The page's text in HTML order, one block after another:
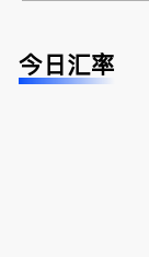
今日汇率